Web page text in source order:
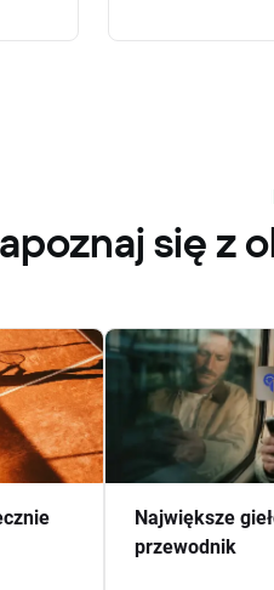
się z
Największe
przewodnik